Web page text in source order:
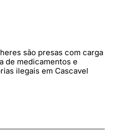
são presas com carga
de medicamentos e
ilegais em Cascavel